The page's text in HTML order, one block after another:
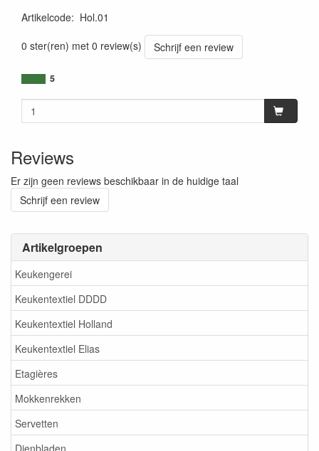
Artikelgroepen
Keukengerei
Keukentextiel DDDD
Keukentextiel Holland
Keukentextiel Elias
Etagières
Mokkenrekken
Servetten
Dienbladen
Artikelcode: Hol.01
0 ster(ren) met 0 review(s)
Schrijf een review
5
Reviews
Er zijn geen reviews beschikbaar in de huidige taal
Schrijf een review